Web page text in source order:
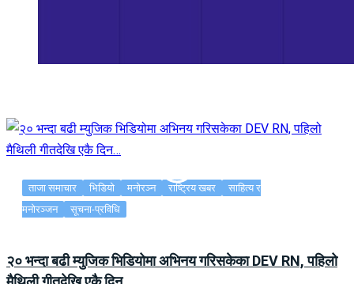
ताजा समाचार भिडियो मनोरञ्न राष्ट्रिय खबर
साहित्य र
मनोरञ्जन
सूचना-प्रविधि
२० भन्दा बढी म्युजिक भिडियोमा अभिनय गरिसकेका DEV RN, पहिलो